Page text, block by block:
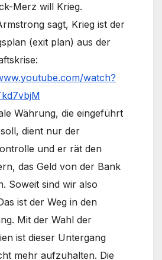
Merz will Krieg.
sagt, Krieg ist der
(exit plan) aus der
watch?
Währung, die eingeführt
dient nur der
und er rät den
das Geld von der Bank
Soweit sind wir also
ist der Weg in den
Mit der Wahl der
ist dieser Untergang
mehr aufzuhalten. Die